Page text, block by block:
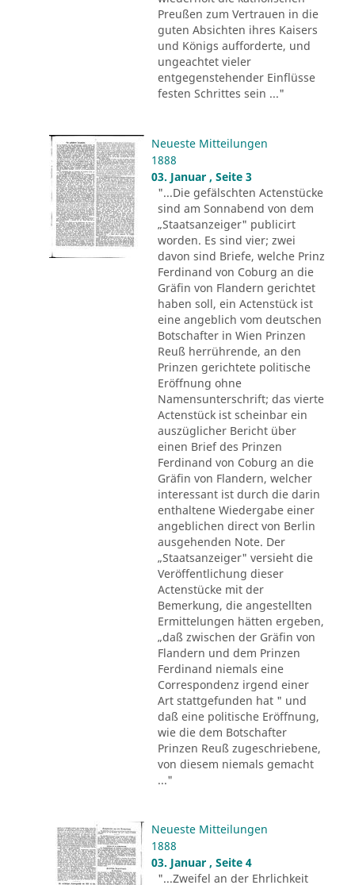
Preußen zum Vertrauen in die
guten Absichten ihres Kaisers
und Königs aufforderte, und
ungeachtet vieler
entgegenstehender Einflüsse
festen Schrittes sein ..."
Neueste Mitteilungen
1888
03. Januar , Seite 3
"...Die gefälschten Actenstücke
sind am Sonnabend von dem
„Staatsanzeiger" publicirt
worden. Es sind vier; zwei
davon sind Briefe, welche Prinz
Ferdinand von Coburg an die
Gräfin von Flandern gerichtet
haben soll, ein Actenstück ist
eine angeblich vom deutschen
Botschafter in Wien Prinzen
Reuß herrührende, an den
Prinzen gerichtete politische
Eröffnung ohne
Namensunterschrift; das vierte
Actenstück ist scheinbar ein
auszüglicher Bericht über
einen Brief des Prinzen
Ferdinand von Coburg an die
Gräfin von Flandern, welcher
interessant ist durch die darin
enthaltene Wiedergabe einer
angeblichen direct von Berlin
ausgehenden Note. Der
„Staatsanzeiger" versieht die
Veröffentlichung dieser
Actenstücke mit der
Bemerkung, die angestellten
Ermittelungen hätten ergeben,
„daß zwischen der Gräfin von
Flandern und dem Prinzen
Ferdinand niemals eine
Correspondenz irgend einer
Art stattgefunden hat " und
daß eine politische Eröffnung,
wie die dem Botschafter
Prinzen Reuß zugeschriebene,
von diesem niemals gemacht
..."
Neueste Mitteilungen
1888
03. Januar , Seite 4
"...Zweifel an der Ehrlichkeit